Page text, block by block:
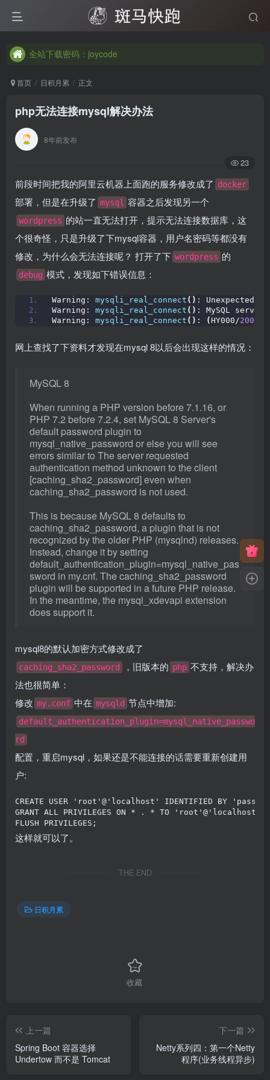
全站下载密码：joycode
全站下载密码：joycode
全站下载密码：joycode
首页 日积月累 正文
php无法连接mysql解决办法
8年前发布
23
前段时间把我的阿里云机器上面跑的服务修改成了 docker
部署，但是在升级了 mysql 容器之后发现另一个
wordpress 的站一直无法打开，提示无法连接数据库，这
个很奇怪，只是升级了下mysql容器，用户名密码等都没有
修改，为什么会无法连接呢？ 打开了下 wordpress 的
debug 模式，发现如下错误信息：
Warning: mysqli_real_connect () : Unexpected
Warning: mysqli_real_connect () : MySQL server
Warning: mysqli_real_connect () : (HY000/2006
网上查找了下资料才发现在mysql 8以后会出现这样的情况：
MySQL 8
When running a PHP version before 7.1.16, or
PHP 7.2 before 7.2.4, set MySQL 8 Server's
default password plugin to
mysql_native_password or else you will see
errors similar to The server requested
authentication method unknown to the client
[caching_sha2_password] even when
caching_sha2_password is not used.
This is because MySQL 8 defaults to
caching_sha2_password, a plugin that is not
recognized by the older PHP (mysqlnd) releases.
Instead, change it by setting
default_authentication_plugin=mysql_native_pas
sword in my.cnf. The caching_sha2_password
plugin will be supported in a future PHP release.
In the meantime, the mysql_xdevapi extension
does support it.
mysql8的默认加密方式修改成了
caching_sha2_password ，旧版本的 php 不支持，解决办
法也很简单：
修改 my.conf 中在 mysqld 节点中增加:
default_authentication_plugin=mysql_native_passwo
rd
配置，重启mysql，如果还是不能连接的话需要重新创建用
户:
CREATE USER 'root' @ 'localhost' IDENTIFIED BY
GRANT ALL PRIVILEGES ON * . * TO 'root' @ 'localhost'
FLUSH
PRIVILEGES ;
这样就可以了。
THE END
日积月累
收藏
上一篇
Spring Boot 容器选择
Undertow 而不是 Tomcat
下一篇
Netty系列四：第一个Netty
程序(业务线程异步)